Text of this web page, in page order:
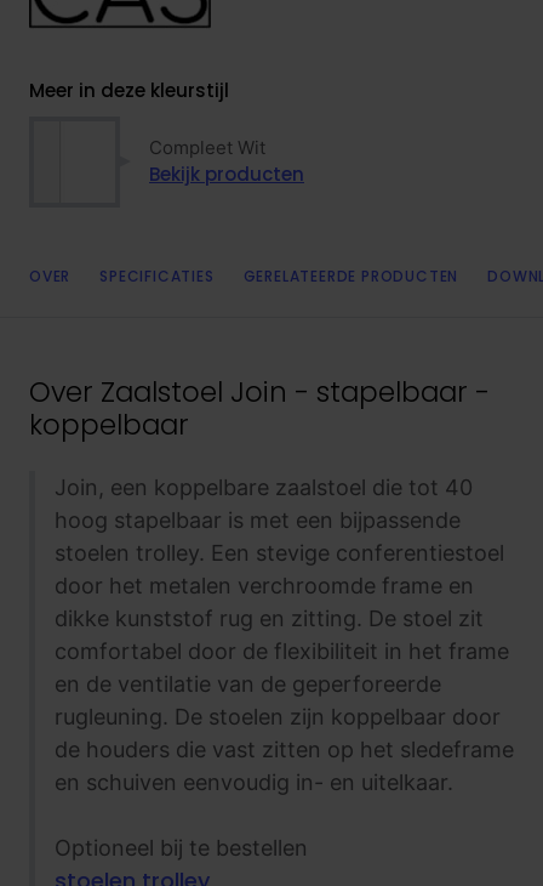
Meer in deze kleurstijl
Compleet Wit
Bekijk producten
OVER SPECIFICATIES GERELATEERDE PRODUCTEN
Over Zaalstoel Join - stapelbaar -
koppelbaar
Join, een koppelbare zaalstoel die tot 40
hoog stapelbaar is met een bijpassende
stoelen trolley. Een stevige conferentiestoel
door het metalen verchroomde frame en
dikke kunststof rug en zitting. De stoel zit
comfortabel door de flexibiliteit in het frame
en de ventilatie van de geperforeerde
rugleuning. De stoelen zijn koppelbaar door
de houders die vast zitten op het sledeframe
en schuiven eenvoudig in- en uitelkaar.
Optioneel bij te bestellen